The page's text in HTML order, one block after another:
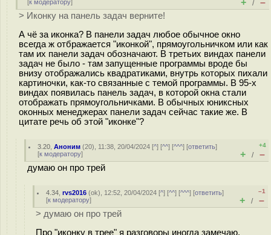
[к модератору] + / –
> Иконку на панель задач верните!
А чё за иконка? В панели задач любое обычное окно
всегда ж отбражается "иконкой", прямоугольничком или как
там их панели задач обозначают. В третьих виндах панели
задач не было - там запущенные программы вроде бы
внизу отображались квадратиками, внутрь которых пихали
картиночки, как-то связанные с темой программы. В 95-х
виндах появилась панель задач, в которой окна стали
отображать прямоугольничками. В обычных юниксных
оконных менеджерах панели задач сейчас такие же. В
цитате речь об этой "иконке"?
3.20 ,Аноним (20), 11:38, 20/04/2024 [^] [^^] [^^^] [ответить]
[к модератору]
+4
+ / –
думаю он про трей
4.34 ,rvs2016 (ok), 12:52, 20/04/2024 [^] [^^] [^^^] [ответить]
[к модератору]
–1
+ / –
> думаю он про трей
Про "иконку в трее" я разговоры иногда замечаю.